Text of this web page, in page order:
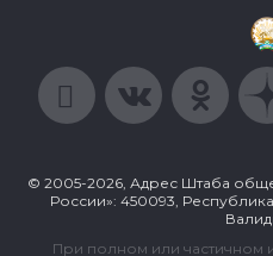
© 2005-2026, Адрес Штаба
России»: 450093,
При полном или частичном